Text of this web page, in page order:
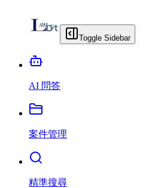
Toggle Sidebar
AI 問答
案件管理
精準搜尋